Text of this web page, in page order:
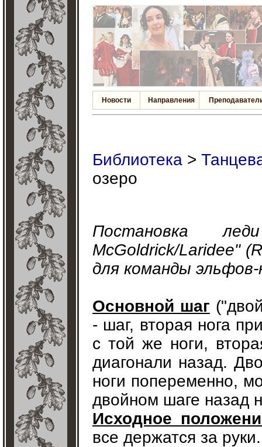
Новости Направления
Библиотека >
озеро
Постановка
McGoldrick/Laridee"
для команды эльфов-
Основной шаг
- шаг, вторая нога
с той же ноги,
диагонали назад.
ноги попеременно,
двойном шаге назад
Исходное
все держатся за руки.